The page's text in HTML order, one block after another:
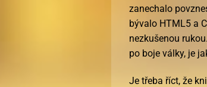
zanechalo
bývalo HTML5 a
nezkušenou
po boje války, je
Je třeba říct, že